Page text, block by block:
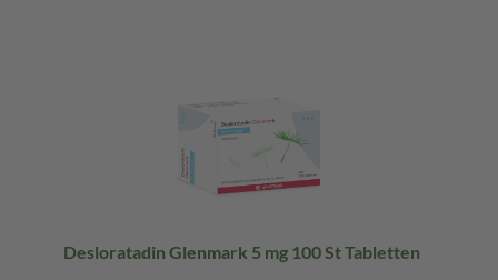
Desloratadin Glenmark 5 mg 100 St Tabletten